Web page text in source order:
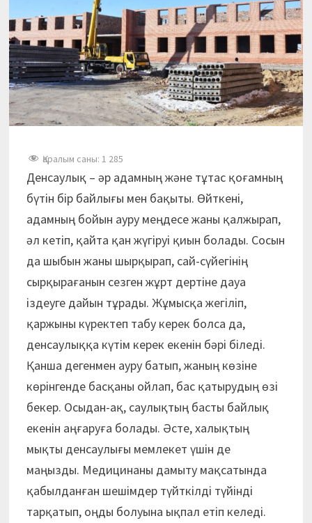
Қаралым саны: 1 285
Денсаулық – әр адамның және тұтас қоғамның
бүтін бір байлығы мен бақыты. Өйткені,
адамның бойын ауру меңдесе жаны қалжырап,
әл кетіп, қайта қан жүгіруі қиын болады. Сосын
да шыбын жаны шырқырап, сай-сүйегінің
сырқырағанын сезген жұрт дертіне дауа
іздеуге дайын тұрады. Жұмысқа жегіліп,
қаржыны күректеп табу керек болса да,
денсау­лыққа күтім керек екенін бәрі біледі.
Қанша дегенмен ауру батып, жаның көзіне
көрінгенде басқаны ойлап, бас қатырудың өзі
бекер. Осыдан-ақ, саулықтың басты байлық
екенін аңғаруға болады. Әсте, халықтың
мықты денсаулығы мемлекет үшін де
маңызды. Медицинаны дамыту мақсатында
қабылданған шешімдер түйткілді түйінді
тарқатып, оңды болуына ықпал етіп келеді.